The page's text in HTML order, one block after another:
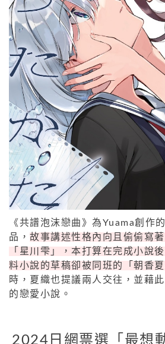
《共譜泡沫戀曲》為Yuama創作
品， 故事講述性格內向且偷偷寫
「星川雫」，本打算在完成小說
料小說的草稿卻被同班的「朝香夏
時，夏織也提議兩人交往，並藉
的戀愛小說。
2024日網票選「最想